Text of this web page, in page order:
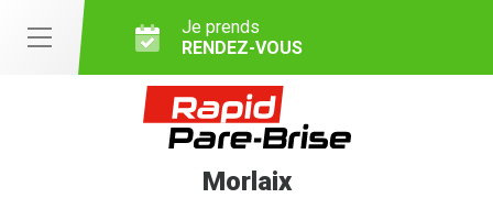
Je prends
RENDEZ-VOUS
Morlaix